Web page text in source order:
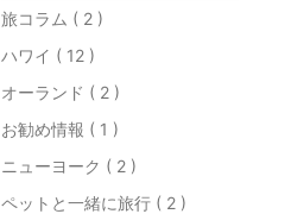
旅コラム ( 2 )
ハワイ ( 12 )
オーランド ( 2 )
お勧め情報 ( 1 )
ニューヨーク ( 2 )
ペットと一緒に旅行 ( 2 )